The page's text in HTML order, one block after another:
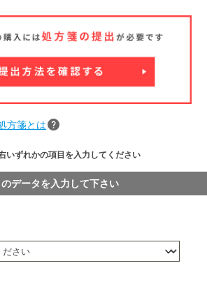
方箋とは
いずれかの項目を入力してください
データを入力して下さい